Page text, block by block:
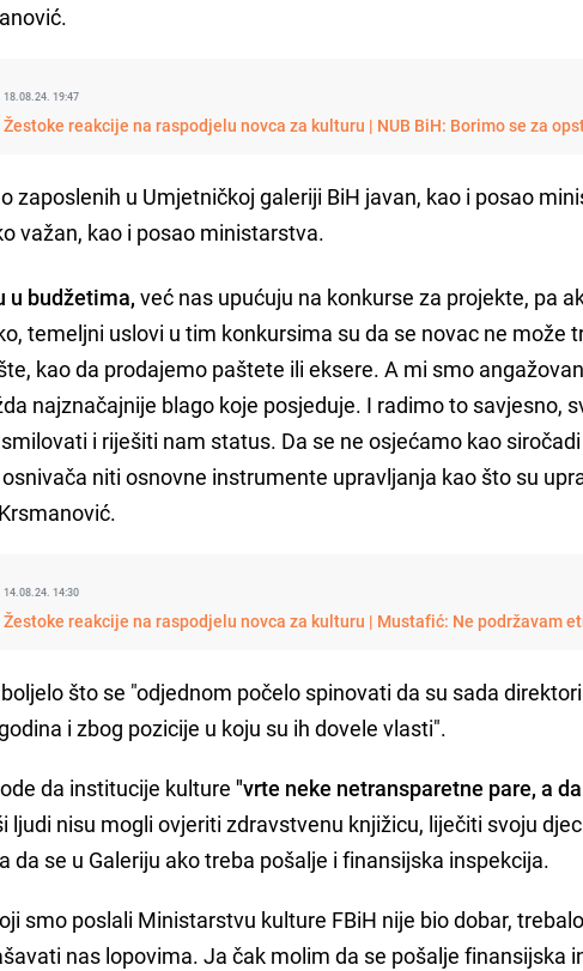
18.08.24. 19:47
Žestoke reakcije na raspodjelu novca za kulturu | NUB BiH: Borimo se za
zaposlenih u Umjetničkoj galeriji BiH javan, kao i posao
važan, kao i posao ministarstva.
u budžetima, već nas upućuju na konkurse za projekte, pa
temeljni uslovi u tim konkursima su da se novac ne može
kao da prodajemo paštete ili eksere. A mi smo
najznačajnije blago koje posjeduje. I radimo to savjesno,
i riješiti nam status. Da se ne osjećamo kao
niti osnovne instrumente upravljanja kao što su
14.08.24. 14:30
Žestoke reakcije na raspodjelu novca za kulturu | Mustafić: Ne podržavam
što se "odjednom počelo spinovati da su sada
i zbog pozicije u koju su ih dovele vlasti".
da institucije kulture"vrte neke netransparetne pare, a
ljudi nisu mogli ovjeriti zdravstvenu knjižicu, liječiti svoju
da se u Galeriju ako treba pošalje i finansijska inspekcija.
smo poslali Ministarstvu kulture FBiH nije bio dobar,
nas lopovima. Ja čak molim da se pošalje finansijska